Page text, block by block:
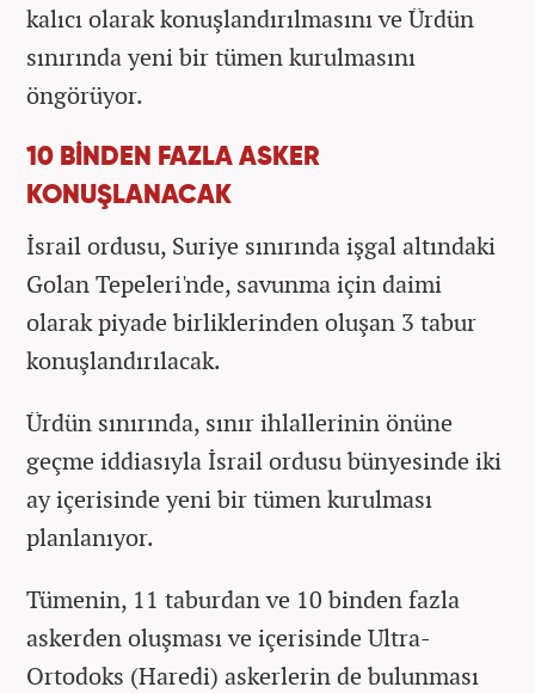
kalıcı olarak konuşlandırılmasını ve Ürdün
sınırında yeni bir tümen kurulmasını
öngörüyor.
10 BİNDEN FAZLA ASKER
KONUŞLANACAK
İsrail ordusu, Suriye sınırında işgal altındaki
Golan Tepeleri'nde, savunma için daimi
olarak piyade birliklerinden oluşan 3 tabur
konuşlandırılacak.
Ürdün sınırında, sınır ihlallerinin önüne
geçme iddiasıyla İsrail ordusu bünyesinde iki
ay içerisinde yeni bir tümen kurulması
planlanıyor.
Tümenin, 11 taburdan ve 10 binden fazla
askerden oluşması ve içerisinde Ultra-
Ortodoks (Haredi) askerlerin de bulunması